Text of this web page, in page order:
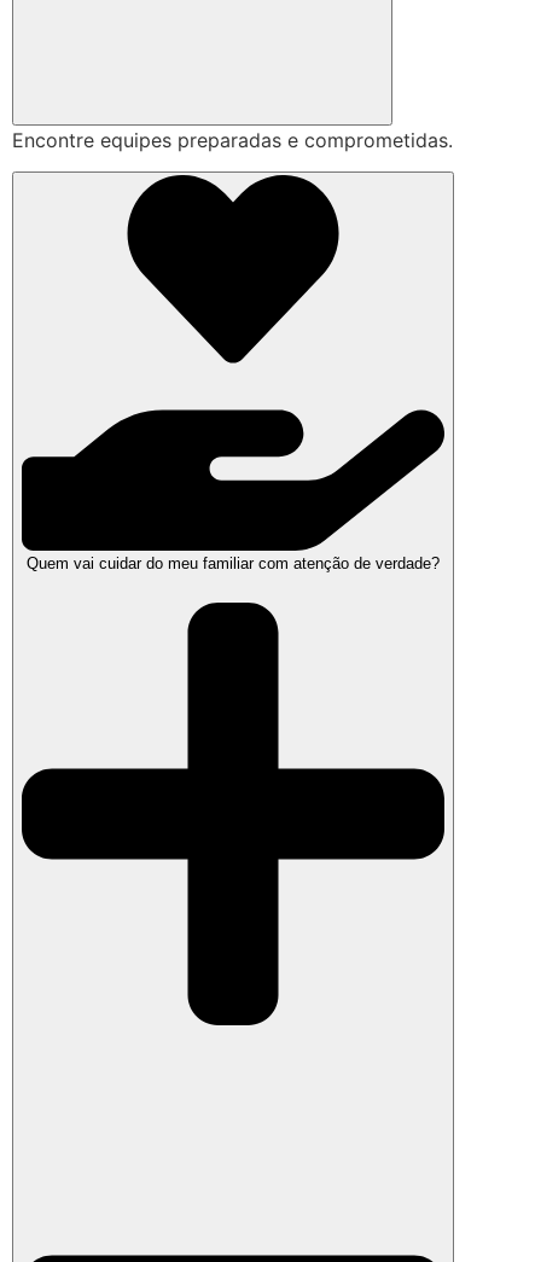
Encontre equipes preparadas e comprometidas.
Quem vai cuidar do meu familiar com atenção de verdade?